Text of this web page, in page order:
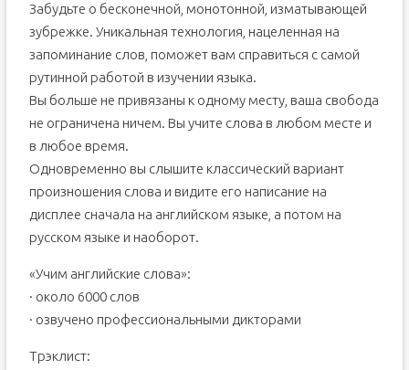
Забудьте о бесконечной, монотонной, изматывающей
зубрежке. Уникальная технология, нацеленная на
запоминание слов, поможет вам справиться с самой
рутинной работой в изучении языка.
Вы больше не привязаны к одному месту, ваша свобода
не ограничена ничем. Вы учите слова в любом месте и
в любое время.
Одновременно вы слышите классический вариант
произношения слова и видите его написание на
дисплее сначала на английском языке, а потом на
русском языке и наоборот.
«Учим английские слова»:
· около 6000 слов
· озвучено профессиональными дикторами
Tрэклист: